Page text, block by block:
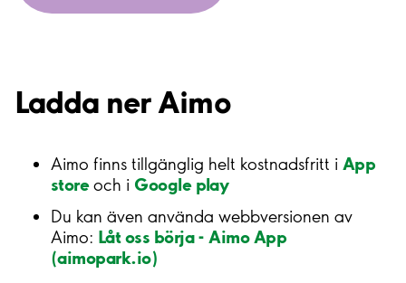
Ladda ner Aimo
Aimo finns tillgänglig helt kostnadsfritt i App
storeoch i Google play
Du kan även använda webbversionen av
Aimo: Låt oss börja - Aimo App
(aimopark.io)